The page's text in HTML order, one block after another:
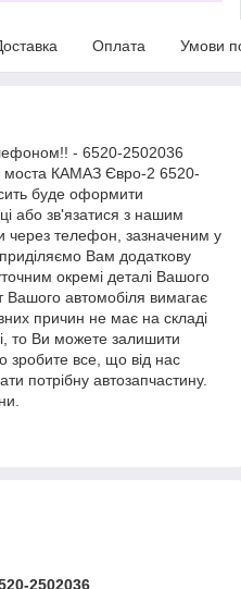
Оплата Умови
- 6520-2502036
моста КАМАЗ Євро-2 6520-
буде оформити
або зв'язатися з нашим
телефон, зазначеним у
Вам додаткову
окремі деталі Вашого
Вашого автомобіля вимагає
причин не має на складі
то Ви можете залишити
зробите все, що від нас
потрібну автозапчастину.
2502036